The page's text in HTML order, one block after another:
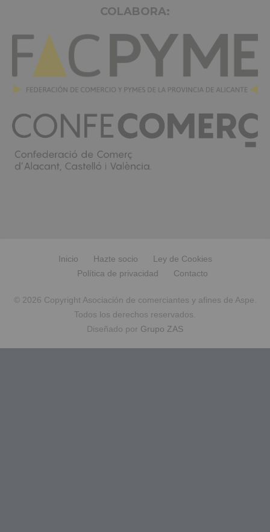
COLABORA:
Inicio Hazte socio
Ley de Cookies
Política de privacidad
Contacto
© 2026 Copyright Asociación de comerciantes y afines de Aspe.
Todos los derechos reservados.
Diseñado por Grupo ZAS